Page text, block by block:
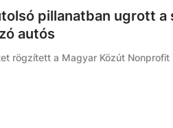
pillanatban ugrott a
autós
rögzített a Magyar Közút